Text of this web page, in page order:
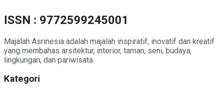
ISSN : 9772599245001
Majalah Asrinesia adalah majalah inspiratif, inovatif dan kreatif
yang membahas arsitektur, interior, taman, seni, budaya,
lingkungan, dan pariwisata
Kategori